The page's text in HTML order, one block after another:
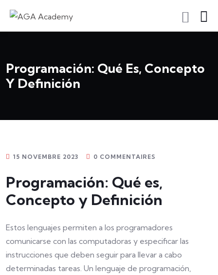
Programación: Qué Es, Concepto
Y Definición
15 NOVEMBRE 2023 0 COMMENTAIRES
Programación: Qué es,
Concepto y Definición
Estos lenguajes permiten a los programadores
comunicarse con las computadoras y especificar las
instrucciones que deben seguir para llevar a cabo
determinadas tareas. Un lenguaje de programación,